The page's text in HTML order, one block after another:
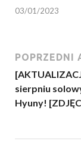
03/01/2023
POPRZEDNI
sierpniu
Hyuny!